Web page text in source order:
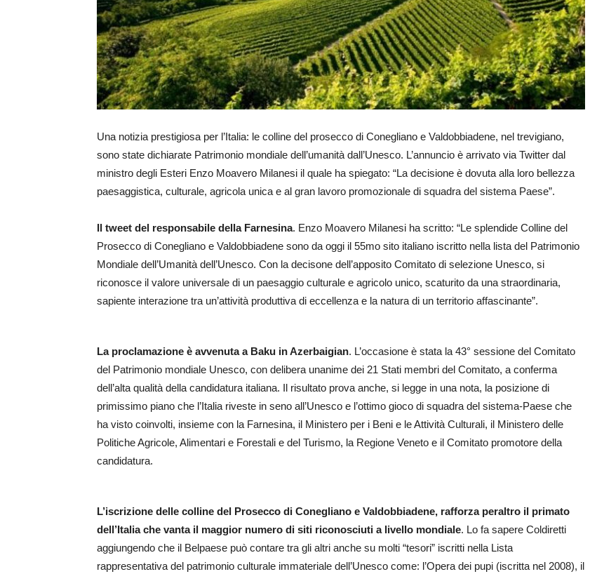
Una notizia prestigiosa per l’Italia: le colline del prosecco di Conegliano e Valdobbiadene, nel trevigiano,
sono state dichiarate Patrimonio mondiale dell’umanità dall’Unesco. L’annuncio è arrivato via Twitter dal
ministro degli Esteri Enzo Moavero Milanesi il quale ha spiegato: “La decisione è dovuta alla loro bellezza
paesaggistica, culturale, agricola unica e al gran lavoro promozionale di squadra del sistema Paese”.
Il tweet del responsabile della Farnesina. Enzo Moavero Milanesi ha scritto: “Le splendide Colline del
Prosecco di Conegliano e Valdobbiadene sono da oggi il 55mo sito italiano iscritto nella lista del Patrimonio
Mondiale dell’Umanità dell’Unesco. Con la decisone dell’apposito Comitato di selezione Unesco, si
riconosce il valore universale di un paesaggio culturale e agricolo unico, scaturito da una straordinaria,
sapiente interazione tra un’attività produttiva di eccellenza e la natura di un territorio affascinante”.
La proclamazione è avvenuta a Baku in Azerbaigian. L’occasione è stata la 43° sessione del Comitato
del Patrimonio mondiale Unesco, con delibera unanime dei 21 Stati membri del Comitato, a conferma
dell’alta qualità della candidatura italiana. Il risultato prova anche, si legge in una nota, la posizione di
primissimo piano che l’Italia riveste in seno all’Unesco e l’ottimo gioco di squadra del sistema-Paese che
ha visto coinvolti, insieme con la Farnesina, il Ministero per i Beni e le Attività Culturali, il Ministero delle
Politiche Agricole, Alimentari e Forestali e del Turismo, la Regione Veneto e il Comitato promotore della
candidatura.
L’iscrizione delle colline del Prosecco di Conegliano e Valdobbiadene, rafforza peraltro il primato
dell’Italia che vanta il maggior numero di siti riconosciuti a livello mondiale. Lo fa sapere Coldiretti
aggiungendo che il Belpaese può contare tra gli altri anche su molti “tesori” iscritti nella Lista
rappresentativa del patrimonio culturale immateriale dell’Unesco come: l’Opera dei pupi (iscritta nel 2008), il